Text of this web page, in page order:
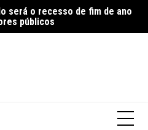
indicia 16 pessoas por queda